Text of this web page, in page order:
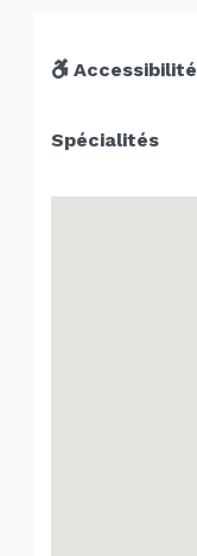
Accessibilité
Spécialités